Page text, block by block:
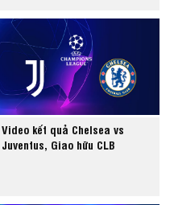
Video kết quả Chelsea vs
Juventus, Giao hữu CLB